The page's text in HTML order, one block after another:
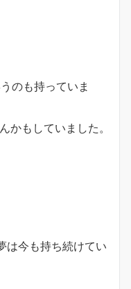
のも持っていま
かもしていました。
は今も持ち続けてい